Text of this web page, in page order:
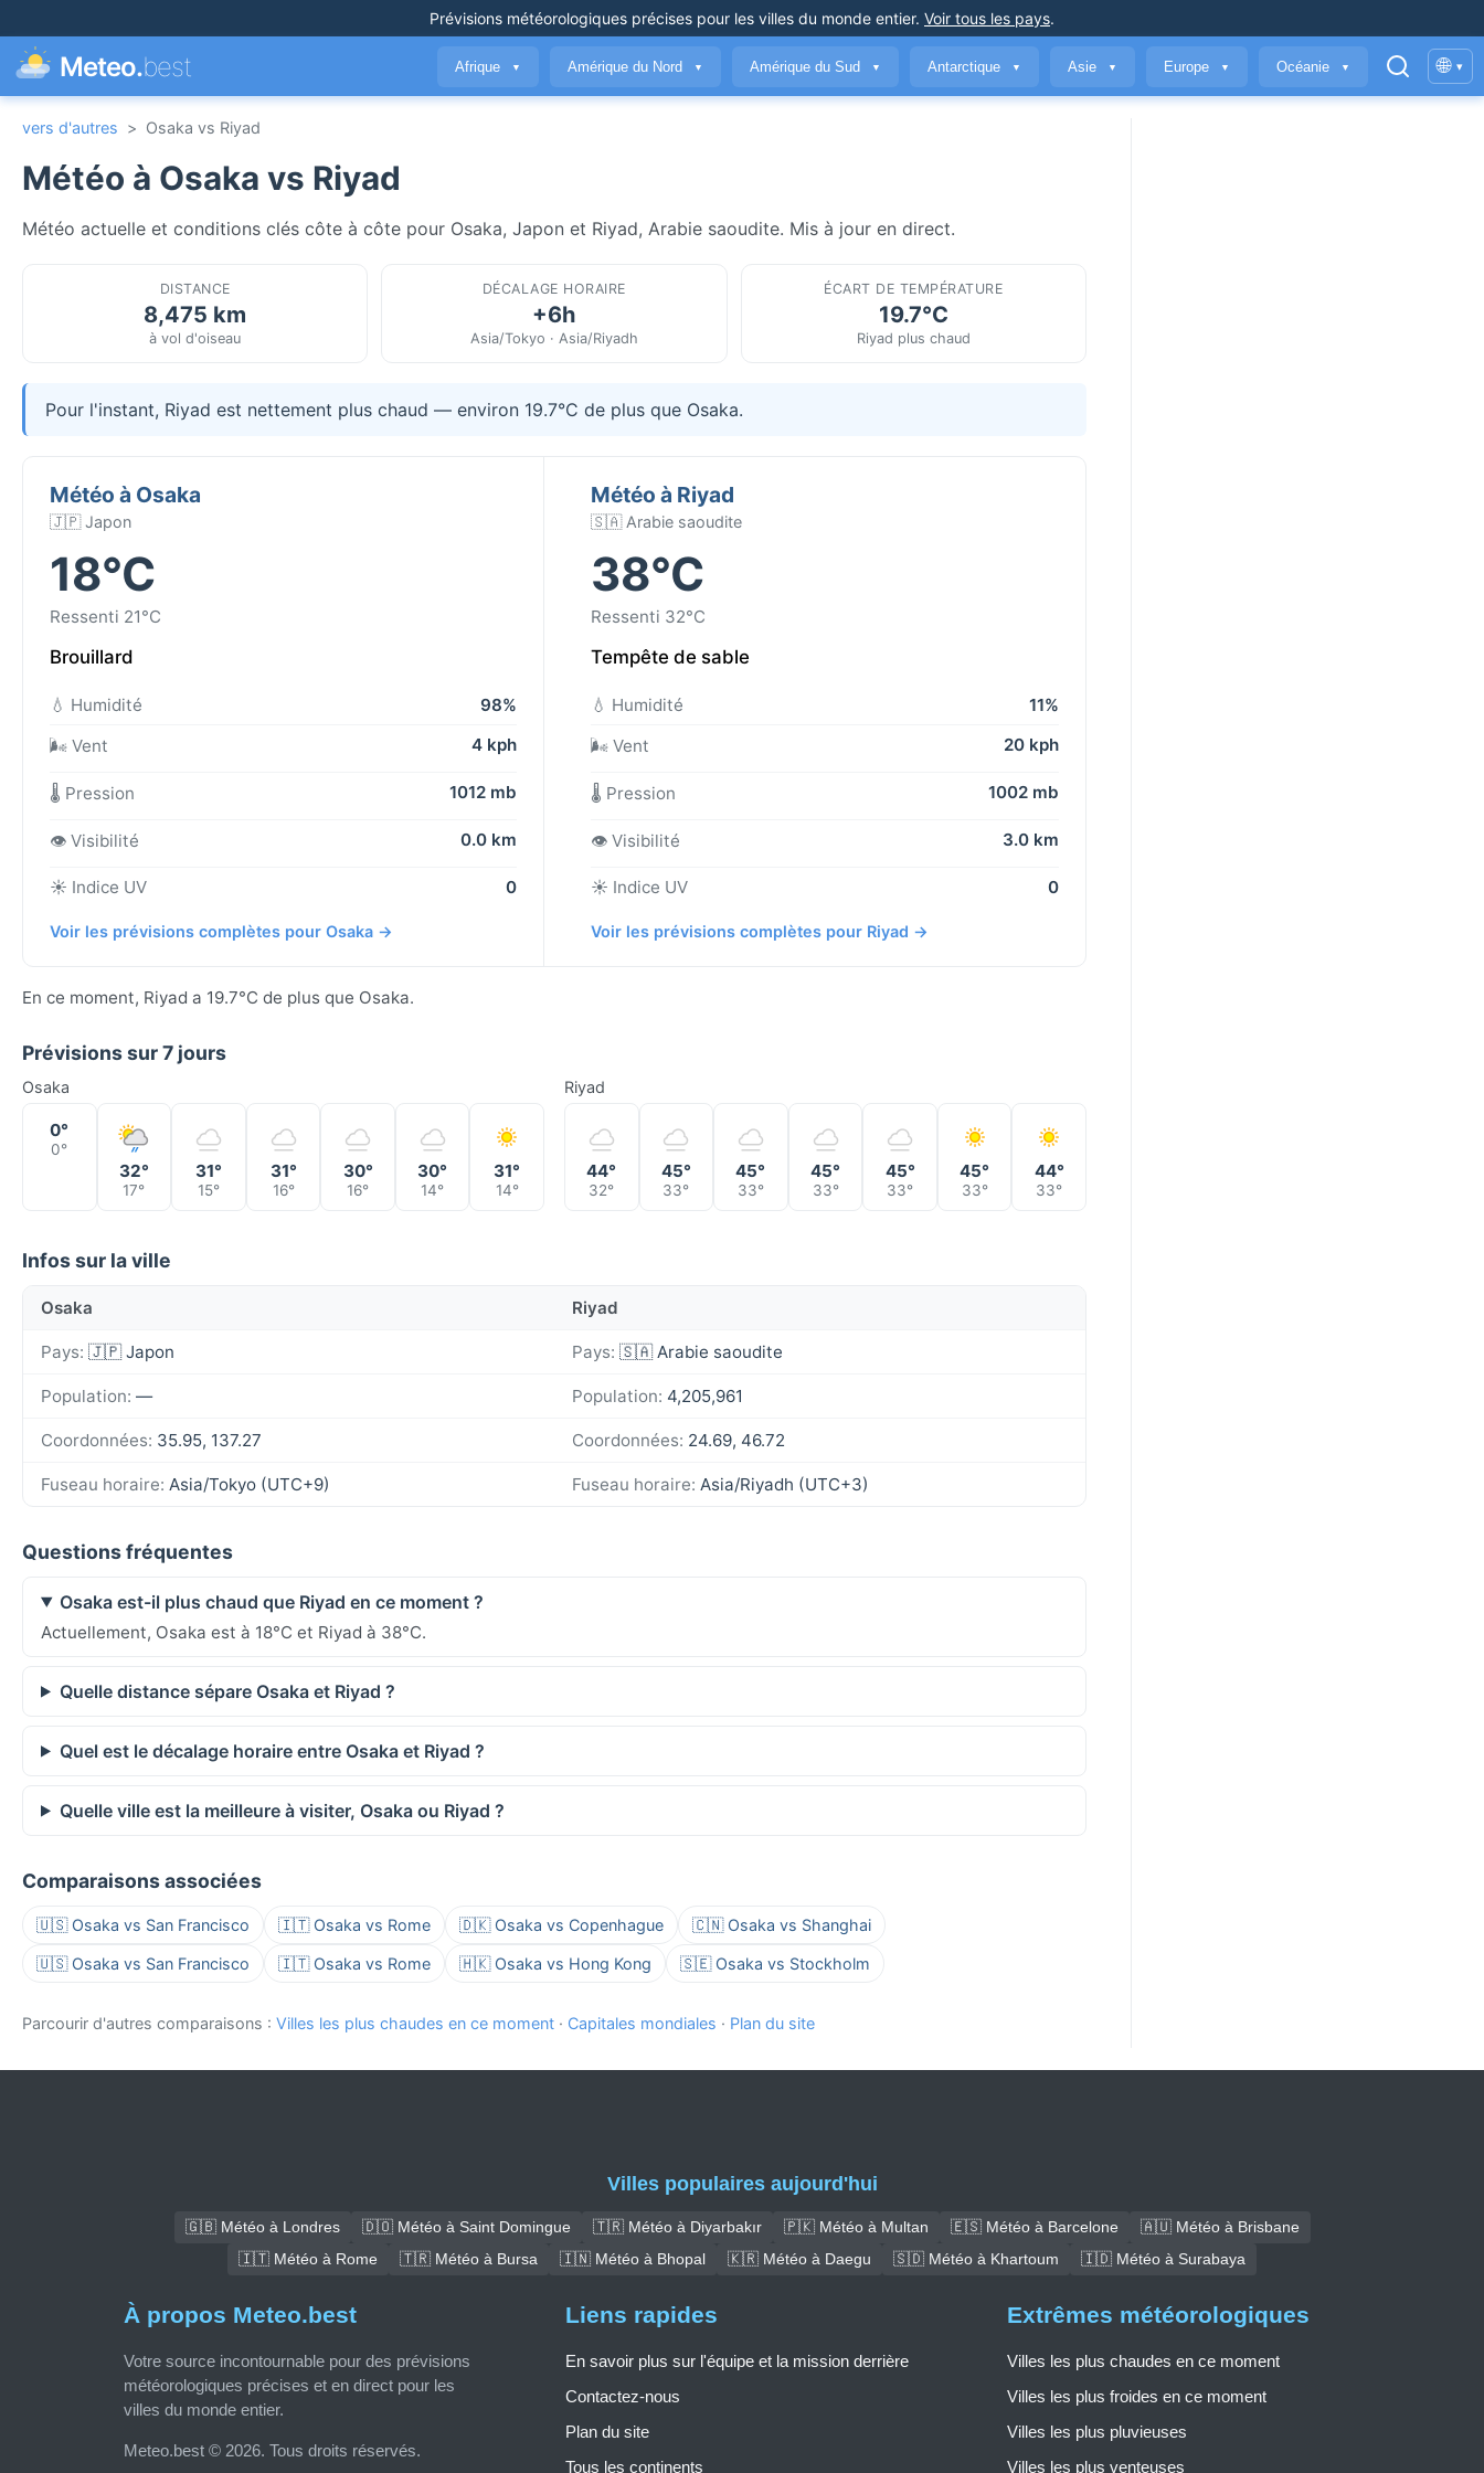
Prévisions météorologiques précises pour les villes du monde entier. Voir tous les pays.
Meteo.best Afrique ▼ Amérique du Nord ▼ Amérique du Sud ▼ Antarctique ▼ Asie ▼ Europe ▼ Océanie ▼ 🌐 ▾
vers d'autres > Osaka vs Riyad
Météo à Osaka vs Riyad
Météo actuelle et conditions clés côte à côte pour Osaka, Japon et Riyad, Arabie saoudite. Mis à jour en direct.
DISTANCE
8,475 km
à vol d'oiseau
DÉCALAGE HORAIRE
+6h
Asia/Tokyo · Asia/Riyadh
ÉCART DE TEMPÉRATURE
19.7°C
Riyad plus chaud
Pour l'instant, Riyad est nettement plus chaud — environ 19.7°C de plus que Osaka.
Météo à Osaka
🇯🇵 Japon
18°C
Ressenti 21°C
Brouillard
💧 Humidité
98%
🌬️ Vent
4 kph
🌡️ Pression 1012 mb
👁️ Visibilité 0.0 km
☀️ Indice UV 0
Voir les prévisions complètes pour Osaka →
Météo à Riyad
🇸🇦 Arabie saoudite
38°C
Ressenti 32°C
Tempête de sable
💧 Humidité
11%
🌬️ Vent
20 kph
🌡️ Pression 1002 mb
👁️ Visibilité 3.0 km
☀️ Indice UV 0
Voir les prévisions complètes pour Riyad →
En ce moment, Riyad a 19.7°C de plus que Osaka.
Prévisions sur 7 jours
Osaka
0°
0°
32°
17°
31°
15°
31°
16°
30°
16°
30°
14°
31°
14°
Riyad
44°
32°
45°
33°
45°
33°
45°
33°
45°
33°
45°
33°
44°
33°
Infos sur la ville
Osaka Riyad
Pays: 🇯🇵 Japon Pays: 🇸🇦 Arabie saoudite
Population: — Population: 4,205,961
Coordonnées: 35.95, 137.27 Coordonnées: 24.69, 46.72
Fuseau horaire: Asia/Tokyo (UTC+9) Fuseau horaire: Asia/Riyadh (UTC+3)
Questions fréquentes
Osaka est-il plus chaud que Riyad en ce moment ?
Actuellement, Osaka est à 18°C et Riyad à 38°C.
Quelle distance sépare Osaka et Riyad ?
Quel est le décalage horaire entre Osaka et Riyad ?
Quelle ville est la meilleure à visiter, Osaka ou Riyad ?
Comparaisons associées
🇺🇸 Osaka vs San Francisco 🇮🇹 Osaka vs Rome 🇩🇰 Osaka vs Copenhague 🇨🇳 Osaka vs Shanghai
🇺🇸 Osaka vs San Francisco 🇮🇹 Osaka vs Rome 🇭🇰 Osaka vs Hong Kong 🇸🇪 Osaka vs Stockholm
Parcourir d'autres comparaisons : Villes les plus chaudes en ce moment · Capitales mondiales · Plan du site
Villes populaires aujourd'hui
🇬🇧 Météo à Londres 🇩🇴 Météo à Saint Domingue 🇹🇷 Météo à Diyarbakır 🇵🇰 Météo à Multan 🇪🇸 Météo à Barcelone
🇦🇺 Météo à Brisbane
🇮🇹 Météo à Rome
🇹🇷 Météo à Bursa 🇮🇳 Météo à Bhopal 🇰🇷 Météo à Daegu 🇸🇩 Météo à Khartoum 🇮🇩 Météo à Surabaya
À propos Meteo.best
Votre source incontournable pour des prévisions
météorologiques précises et en direct pour les
villes du monde entier.
Meteo.best © 2026. Tous droits réservés.
Liens rapides
En savoir plus sur l'équipe et la mission derrière
Contactez-nous
Plan du site
Tous les continents
Extrêmes météorologiques
Villes les plus chaudes en ce moment
Villes les plus froides en ce moment
Villes les plus pluvieuses
Villes les plus venteuses